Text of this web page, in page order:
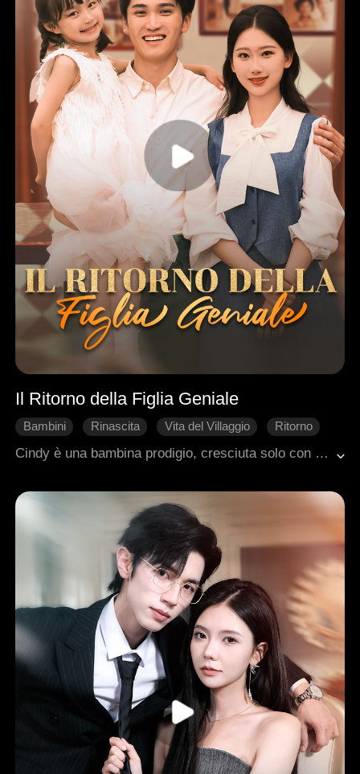
Il Ritorno della Figlia Geniale
Bambini Rinascita Vita del Villaggio
Ritorno
Amore d'Epoca
Cindy è una bambina prodigio, cresciuta solo con la madre Khloe, disprezzata dal marito a causa del suo aspetto.Il padre di Cindy viveva una doppia vita con la sua amante Baylee e la figlia di lei, ignorando completamente la sua vera famiglia.Quando Khloe muore, Cindy, vestita a lutto, irrompe al matrimonio del padre con Baylee per chiedere giustizia — ma durante lo scontro, un colpo alla testa le costa la vita.In modo inspiegabile, Cindy si risveglia un anno prima, con una seconda possibilità.Stavolta, giura di cambiare tutto:usa la sua intelligenza per aiutare la madre a evitare la morte, a superare i suoi complessi e a smascherare il vero volto del marito traditore Jere.Con il tempo, Khloe trova il coraggio di divorziare e costruire da sola un nuovo destino, diventando la prima miliardaria self-made del paese.